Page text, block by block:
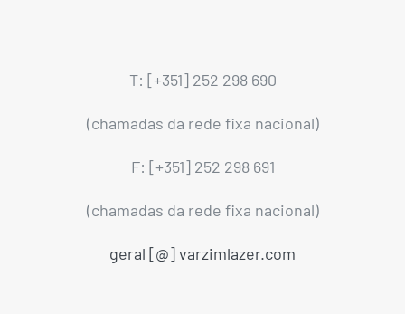
T: [+351] 252 298 690
(chamadas da rede fixa nacional)
F: [+351] 252 298 691
(chamadas da rede fixa nacional)
geral [@] varzimlazer.com